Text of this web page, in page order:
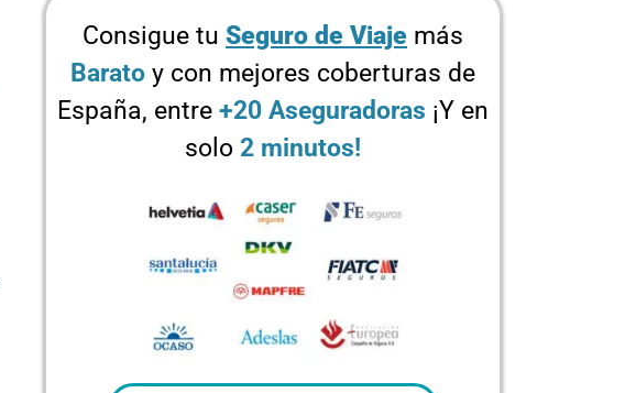
Consigue tu Seguro de Viaje más
Barato y con mejores coberturas de
España, entre +20 Aseguradoras ¡Y en
solo 2 minutos!